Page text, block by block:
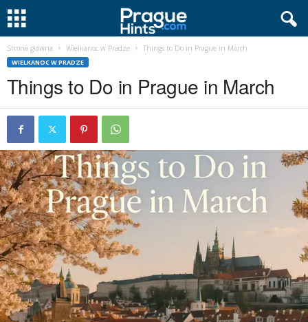
Strona główna Wielkanoc w Pradze Things to Do in Prague in March
WIELKANOC W PRADZE
Things to Do in Prague in March